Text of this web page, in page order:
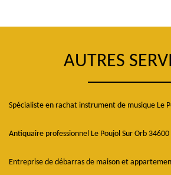
AUTRES
Spécialiste en rachat instrument de musique Le
Antiquaire professionnel Le Poujol Sur Orb 34600
Entreprise de débarras de maison et